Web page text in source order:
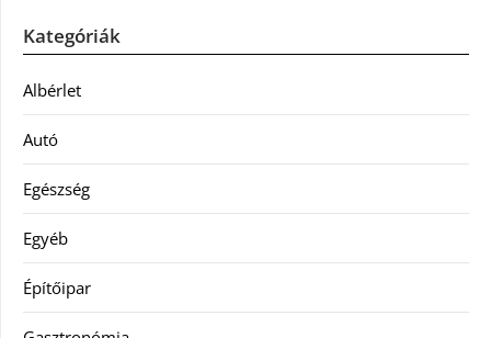
Kategóriák
Albérlet
Autó
Egészség
Egyéb
Építőipar